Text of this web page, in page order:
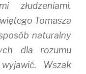
złudzeniami.
Tomasza
naturalny
dla rozumu
Wszak